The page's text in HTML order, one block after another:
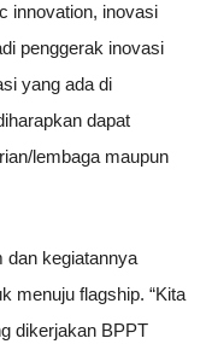
innovation, inovasi
penggerak inovasi
yang ada di
dapat
lembaga maupun
dan kegiatannya
menuju flagship. “Kita
dikerjakan BPPT